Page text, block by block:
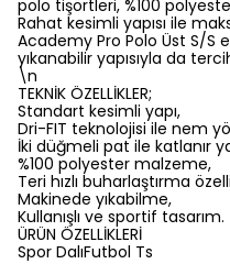
polo tişörtleri, %100
Rahat kesimli yapısı ile
Academy Pro Polo Üst S/S
yıkanabilir yapısıyla da
\n
TEKNİK ÖZELLİKLER;
Standart kesimli yapı,
Dri-FIT teknolojisi ile nem
İki düğmeli pat ile katlanır
%100 polyester malzeme,
Teri hızlı buharlaştırma
Makinede yıkabilme,
Kullanışlı ve sportif tasarım.
ÜRÜN ÖZELLİKLERİ
Spor DalıFutbol Ts